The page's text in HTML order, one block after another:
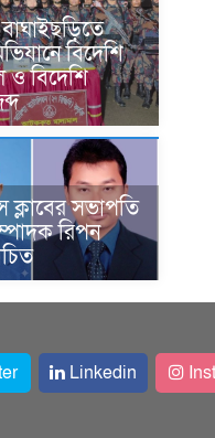
বাঘাইছড়িতে
বিদেশি
ও বিদেশি
ক্লাবের সভাপতি
রিপন
Linkedin